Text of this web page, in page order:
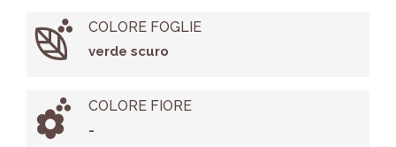
COLORE FOGLIE
verde scuro
COLORE FIORE
-